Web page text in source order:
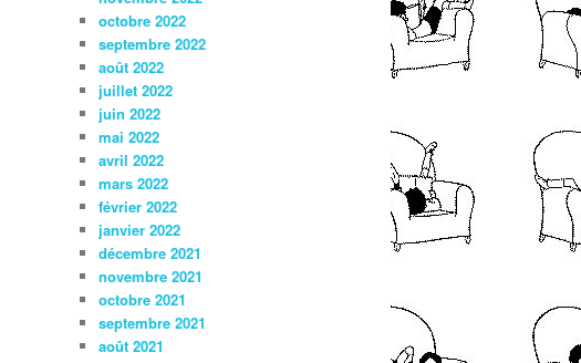
octobre 2022
septembre 2022
août 2022
juillet 2022
juin 2022
mai 2022
avril 2022
mars 2022
février 2022
janvier 2022
décembre 2021
novembre 2021
octobre 2021
septembre 2021
août 2021